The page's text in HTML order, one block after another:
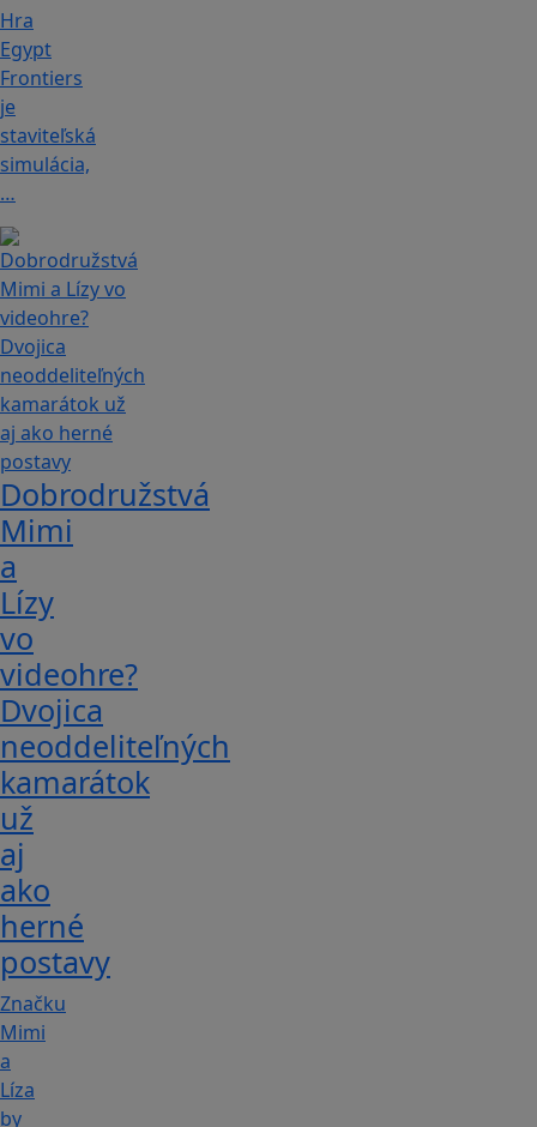
Hra
Egypt
Frontiers
je
staviteľská
simulácia,
…
Dobrodružstvá
Mimi
a
Lízy
vo
videohre?
Dvojica
neoddeliteľných
kamarátok
už
aj
ako
herné
postavy
Značku
Mimi
a
Líza
by